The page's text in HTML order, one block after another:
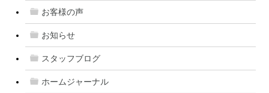
お客様の声
お知らせ
スタッフブログ
ホームジャーナル